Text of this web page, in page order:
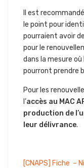
Il est
le point pour
pourraient avoir
pour le
dans la mesure
pourront prendre
Pour les
l’accès au MAC
production de
leur délivrance.
[CNAPS] Fiche –